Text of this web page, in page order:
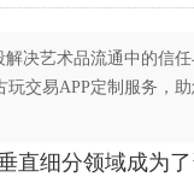
决艺术品流通中的信
交易APP定制服务，
直细分领域成为